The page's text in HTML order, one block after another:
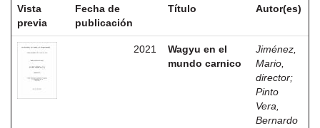
Vista
previa
Fecha de
publicación
Título Autor(es)
2021
Wagyu en el
mundo carnico
Jiménez,
Mario,
director;
Pinto
Vera,
Bernardo